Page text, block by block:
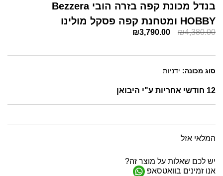
בנדל מכונת קפה בזרה הובי Bezzera
HOBBY ומטחנת קפה פסקל מולינו
₪4,380.00
₪3,790.00
סוג מכונה: ידניות
12 חודשי אחריות ע"י היבואן
המלאי אזל
יש לכם שאלות על מוצר זה?
אנו זמינים בוואטסאפ